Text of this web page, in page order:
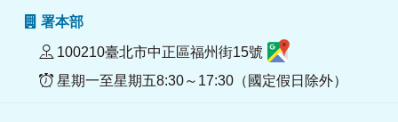
署本部
100210臺北市中正區福州街15號
星期一至星期五8:30～17:30（國定假日除外）